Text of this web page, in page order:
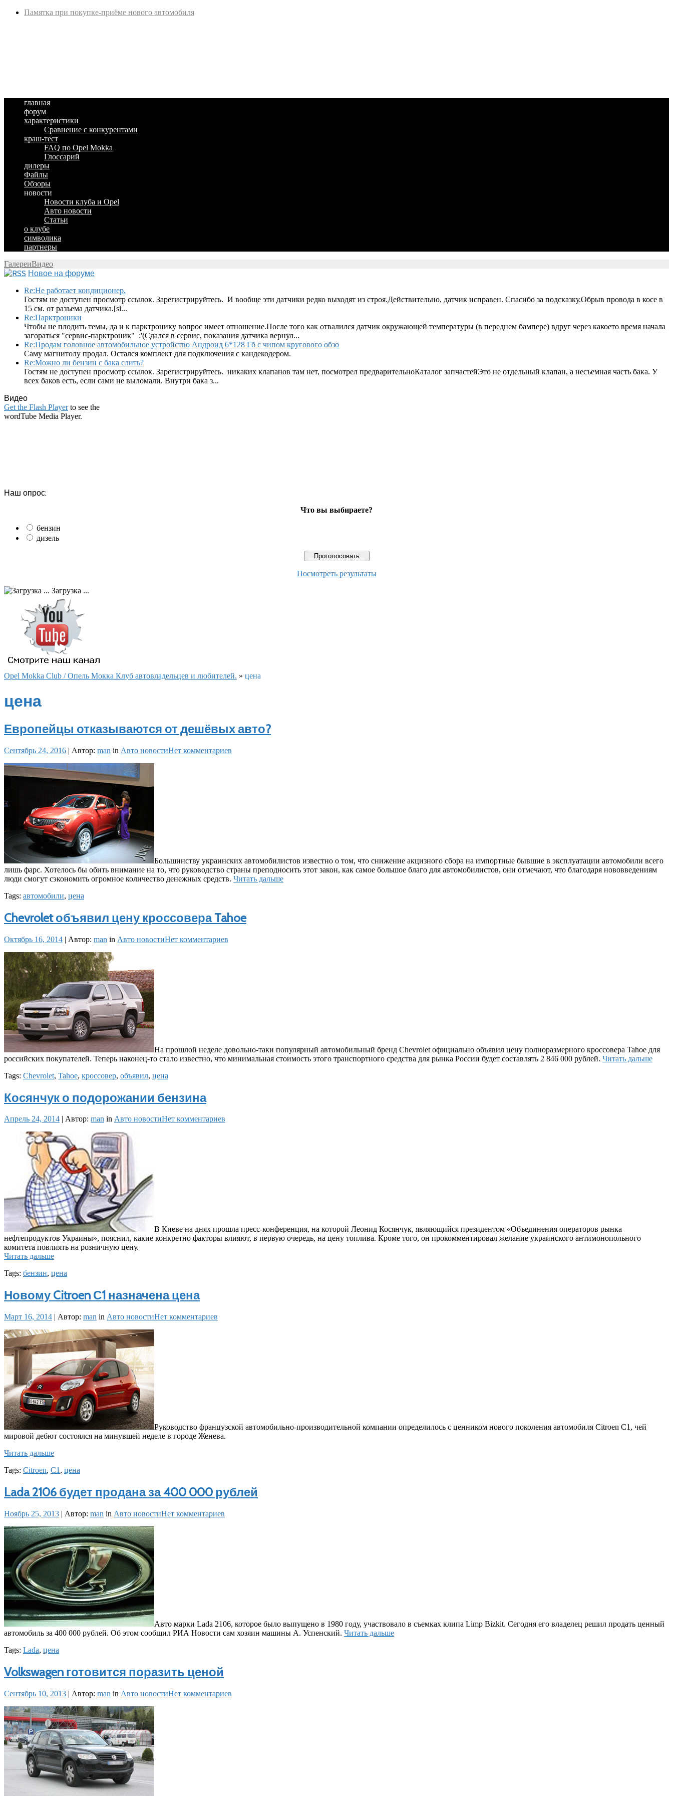
Памятка при покупке-приёме нового автомобиля
главная
форум
характеристики
Сравнение с конкурентами
краш-тест
FAQ по Opel Mokka
Глоссарий
дилеры
Файлы
Обзоры
новости
Новости клуба и Opel
Авто новости
Статьи
о клубе
символика
партнеры
ГалереиВидео
Новое на форуме
Re:Не работает кондиционер.
Гостям не доступен просмотр ссылок. Зарегистрируйтесь. И вообще эти датчики редко выходят из строя.Действительно, датчик исправен. Спасибо за подсказку.Обрыв провода в косе в
15 см. от разъема датчика.[si...
Re:Парктроники
Чтобы не плодить темы, да и к парктронику вопрос имеет отношение.После того как отвалился датчик окружающей температуры (в переднем бампере) вдруг через какоето время начала
загораться "сервис-парктроник" :'(Сдался в сервис, показания датчика вернул...
Re:Продам головное автомобильное устройство Андроид 6*128 Гб с чипом кругового обзо
Саму магнитолу продал. Остался комплект для подключения с кандекодером.
Re:Можно ли бензин с бака слить?
Гостям не доступен просмотр ссылок. Зарегистрируйтесь. никаких клапанов там нет, посмотрел предварительноКаталог запчастейЭто не отдельный клапан, а несъемная часть бака. У
всех баков есть, если сами не выломали. Внутри бака з...
Видео
Get the Flash Playerto see the
wordTube Media Player.
Наш опрос:
Что вы выбираете?
бензин
дизель
Посмотреть результаты
Загрузка ...
Opel Mokka Club / Опель Мокка Клуб автовладельцев и любителей. » цена
цена
Европейцы отказываются от дешёвых авто?
Сентябрь 24, 2016 | Автор: man in Авто новостиНет комментариев
Большинству украинских автомобилистов известно о том, что снижение акцизного сбора на импортные бывшие в эксплуатации автомобили всего
лишь фарс. Хотелось бы обить внимание на то, что руководство страны преподносить этот закон, как самое большое благо для автомобилистов, они отмечают, что благодаря нововведениям
люди смогут сэкономить огромное количество денежных средств. Читать дальше
Tags: автомобили, цена
Chevrolet объявил цену кроссовера Tahoe
Октябрь 16, 2014 | Автор: man in Авто новостиНет комментариев
На прошлой неделе довольно-таки популярный автомобильный бренд Chevrolet официально объявил цену полноразмерного кроссовера Tahoe для
российских покупателей. Теперь наконец-то стало известно, что минимальная стоимость этого транспортного средства для рынка России будет составлять 2 846 000 рублей. Читать дальше
Tags: Chevrolet, Tahoe, кроссовер, объявил, цена
Косянчук о подорожании бензина
Апрель 24, 2014 | Автор: man in Авто новостиНет комментариев
В Киеве на днях прошла пресс-конференция, на которой Леонид Косянчук, являющийся президентом «Объединения операторов рынка
нефтепродуктов Украины», пояснил, какие конкретно факторы влияют, в первую очередь, на цену топлива. Кроме того, он прокомментировал желание украинского антимонопольного
комитета повлиять на розничную цену.
Читать дальше
Tags: бензин, цена
Новому Citroen С1 назначена цена
Март 16, 2014 | Автор: man in Авто новостиНет комментариев
Руководство французской автомобильно-производительной компании определилось с ценником нового поколения автомобиля Citroen С1, чей
мировой дебют состоялся на минувшей неделе в городе Женева.
Читать дальше
Tags: Citroen, С1 , цена
Lada 2106 будет продана за 400 000 рублей
Ноябрь 25, 2013 | Автор: man in Авто новостиНет комментариев
Авто марки Lada 2106, которое было выпущено в 1980 году, участвовало в съемках клипа Limp Bizkit. Сегодня его владелец решил продать ценный
автомобиль за 400 000 рублей. Об этом сообщил РИА Новости сам хозяин машины А. Успенский. Читать дальше
Tags: Lada, цена
Volkswagen готовится поразить ценой
Сентябрь 10, 2013 | Автор: man in Авто новостиНет комментариев